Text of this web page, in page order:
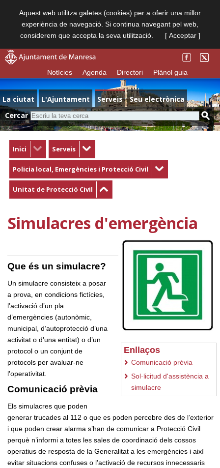
Aquest web utilitza galetes (cookies) per a oferir una millor
experiència de navegació. Si continua navegant pel web,
considerem que accepta la seva utilització.
[ Acceptar ]
Notícies Agenda Directori Plànol guia
La ciutat L'Ajuntament Serveis
Seu electrònica
Cercar
Inici Serveis
Policia local, Emergències i Protecció Civil
Unitat de Protecció Civil
Simulacres d'emergència
Enllaços
Comunicació prèvia
Sol·licitud d'assistència a
simulacre
Que és un simulacre?
Un simulacre consisteix a posar
a prova, en condicions fictícies,
l’activació d’un pla
d’emergències (autonòmic,
municipal, d’autoprotecció d’una
activitat o d'una entitat) o d’un
protocol o un conjunt de
protocols per avaluar-ne
l'operativitat.
Comunicació prèvia
Els simulacres que poden
generar trucades al 112 o que es poden percebre des de l’exterior
i que poden crear alarma s’han de comunicar a Protecció Civil
perquè n’informi a totes les sales de coordinació dels cossos
operatius de resposta de la Generalitat a les emergències i així
evitar situacions confuses o l’activació de recursos innecessaris